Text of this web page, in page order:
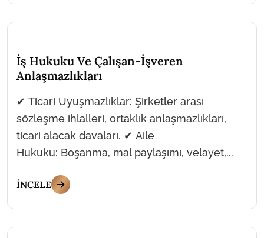
İş Hukuku Ve Çalışan-İşveren
Anlaşmazlıkları
✔ Ticari Uyuşmazlıklar: Şirketler arası
sözleşme ihlalleri, ortaklık anlaşmazlıkları,
ticari alacak davaları. ✔ Aile
Hukuku: Boşanma, mal paylaşımı, velayet,...
İNCELE